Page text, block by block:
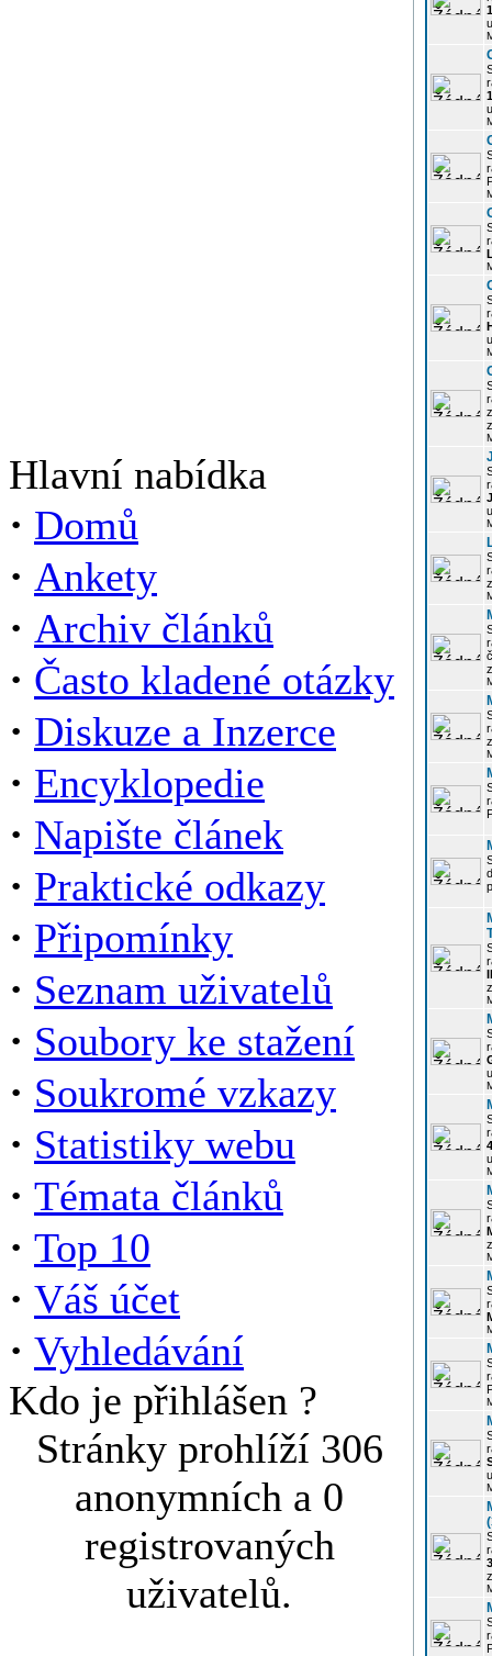
Hlavní nabídka
· Domů
· Ankety
· Archiv článků
· Často kladené otázky
· Diskuze a Inzerce
· Encyklopedie
· Napište článek
· Praktické odkazy
· Připomínky
· Seznam uživatelů
· Soubory ke stažení
· Soukromé vzkazy
· Statistiky webu
· Témata článků
· Top 10
· Váš účet
· Vyhledávání
Kdo je přihlášen ?
Stránky prohlíží 306
anonymních a 0
registrovaných
uživatelů.